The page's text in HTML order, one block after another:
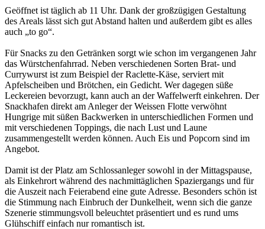
Geöffnet ist täglich ab 11 Uhr. Dank der großzügigen Gestaltung
des Areals lässt sich gut Abstand halten und außerdem gibt es alles
auch „to go“.
Für Snacks zu den Getränken sorgt wie schon im vergangenen Jahr
das Würstchenfahrrad. Neben verschiedenen Sorten Brat- und
Currywurst ist zum Beispiel der Raclette-Käse, serviert mit
Apfelscheiben und Brötchen, ein Gedicht. Wer dagegen süße
Leckereien bevorzugt, kann auch an der Waffelwerft einkehren. Der
Snackhafen direkt am Anleger der Weissen Flotte verwöhnt
Hungrige mit süßen Backwerken in unterschiedlichen Formen und
mit verschiedenen Toppings, die nach Lust und Laune
zusammengestellt werden können. Auch Eis und Popcorn sind im
Angebot.
Damit ist der Platz am Schlossanleger sowohl in der Mittagspause,
als Einkehrort während des nachmittäglichen Spaziergangs und für
die Auszeit nach Feierabend eine gute Adresse. Besonders schön ist
die Stimmung nach Einbruch der Dunkelheit, wenn sich die ganze
Szenerie stimmungsvoll beleuchtet präsentiert und es rund ums
Glühschiff einfach nur romantisch ist.